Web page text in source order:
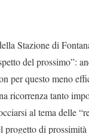
Stazione di
del prossimo”:
per questo meno
ricorrenza tanto
al tema delle
di